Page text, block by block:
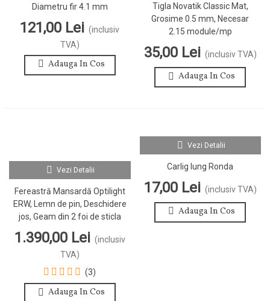
Diametru fir 4.1 mm
121,00 Lei (inclusiv
TVA)
Adauga In Cos
Tigla Novatik Classic Mat,
Grosime 0.5 mm, Necesar
2.15 module/mp
35,00 Lei (inclusiv TVA)
Adauga In Cos
Vezi Detalii
Fereastră Mansardă Optilight
ERW, Lemn de pin, Deschidere
jos, Geam din 2 foi de sticla
1.390,00 Lei (inclusiv
TVA)
(3)
Adauga In Cos
Vezi Detalii
Carlig lung Ronda
17,00 Lei (inclusiv TVA)
Adauga In Cos